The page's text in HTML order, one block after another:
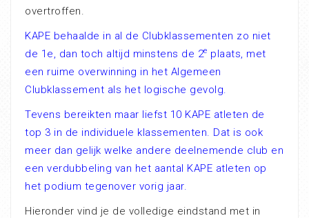
overtroffen.
KAPE behaalde in al de Clubklassementen zo niet
de 1e, dan toch altijd minstens de 2e plaats, met
een ruime overwinning in het Algemeen
Clubklassement als het logische gevolg.
Tevens bereikten maar liefst 10 KAPE atleten de
top 3 in de individuele klassementen. Dat is ook
meer dan gelijk welke andere deelnemende club en
een verdubbeling van het aantal KAPE atleten op
het podium tegenover vorig jaar.
Hieronder vind je de volledige eindstand met in